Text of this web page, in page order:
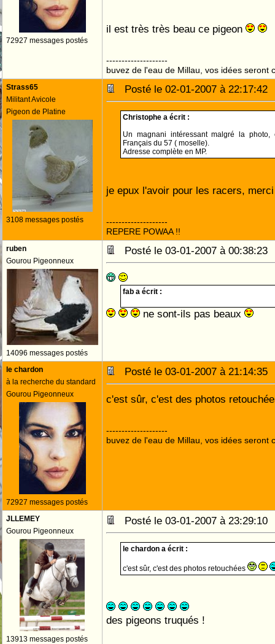
72927 messages postés
il est très très beau ce pigeon
--------------------
buvez de l'eau de Millau, vos idées seront
Strass65
Militant Avicole
Pigeon de Platine
3108 messages postés
Posté le 02-01-2007 à
Christophe a écrit :
Un magnani intéressant malgré la
Français du 57 ( moselle).
Adresse complète en MP.
je epux l'avoir pour les racers,
--------------------
REPERE POWAA !!
ruben
Gourou Pigeonneux
14096 messages postés
Posté le 03-01-2007 à
fab a écrit :
ne sont-ils pas beaux
le chardon
à la recherche du standard
Gourou Pigeonneux
72927 messages postés
Posté le 03-01-2007 à
c'est sûr, c'est des photos
--------------------
buvez de l'eau de Millau, vos idées seront
JLLEMEY
Gourou Pigeonneux
13913 messages postés
Posté le 03-01-2007 à
le chardon a écrit :
c'est sûr, c'est des photos retouchées
des pigeons truqués !